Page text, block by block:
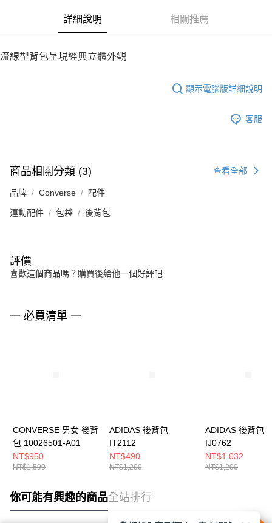
詳細說明 相關推薦
流線型背包呈現經典立體外觀
顯示電腦版詳細說明
客服
商品相關分類 (3) 查看全部
品牌 Converse 配件
運動配件 包袋 後背包
評價
喜歡這個商品嗎？購買後給他一個好評吧
一 必買清單 一
CONVERSE 男女 後背
包 10026501-A01
NT$950
NT$1,590
ADIDAS 後背包
IT2112
NT$490
NT$1,290
ADIDAS 後背包
IJ0762
NT$1,032
NT$1,290
你可能有興趣的商品全站排行